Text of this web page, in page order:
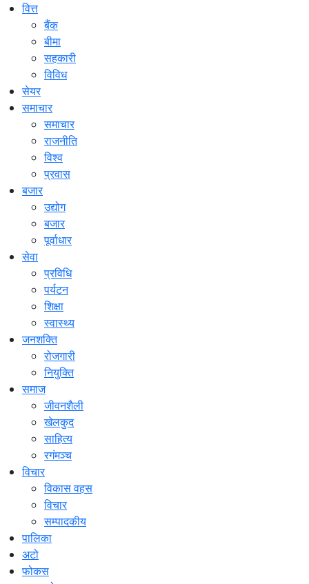
वित्त
बैंक
बीमा
सहकारी
विविध
सेयर
समाचार
समाचार
राजनीति
विश्व
प्रवास
बजार
उद्योग
बजार
पूर्वाधार
सेवा
प्रविधि
पर्यटन
शिक्षा
स्वास्थ्य
जनशक्ति
रोजगारी
नियुक्ति
समाज
जीवनशैली
खेलकुद
साहित्य
रगंमञ्च
विचार
विकास वहस
विचार
सम्पादकीय
पालिका
अटो
फोकस